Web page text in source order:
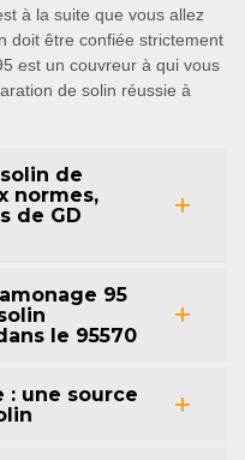
à la suite que vous allez
doit être confiée strictement
est un couvreur à qui vous
de solin réussie à
de
normes,
de GD
95
le 95570
: une source